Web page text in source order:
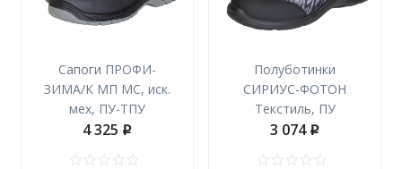
Сапоги ПРОФИ-
ЗИМА/К МП МС, иск.
мех, ПУ-ТПУ
4 325 p
Полуботинки
СИРИУС-ФОТОН
Текстиль, ПУ
3 074 p